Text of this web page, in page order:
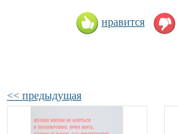
нравится
<< предыдущая